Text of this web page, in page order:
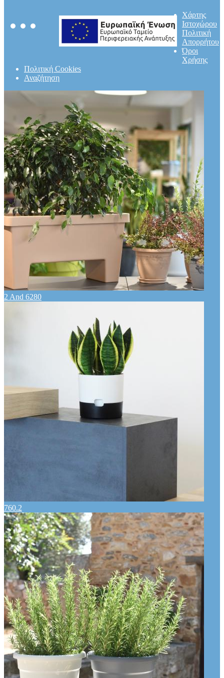
Χάρτης
Ιστοχώρου
Πολιτική
Απορρήτου
Όροι
Χρήσης
Πολιτική Cookies
Αναζήτηση
2 And 6280
760.2